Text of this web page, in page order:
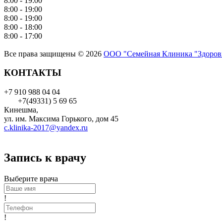
8:00 - 19:00
8:00 - 19:00
8:00 - 18:00
8:00 - 17:00
Все права защищены © 2026 ООО "Семейная Клиника
КОНТАКТЫ
+7 910 988 04 04
+7(49331) 5 69 65
Кинешма,
ул. им. Максима Горького, дом 45
c.klinika-2017@yandex.ru
Запись к врачу
Выберите врача
!
!